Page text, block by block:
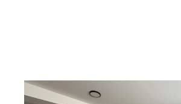
CLAYE SOUILLY 77